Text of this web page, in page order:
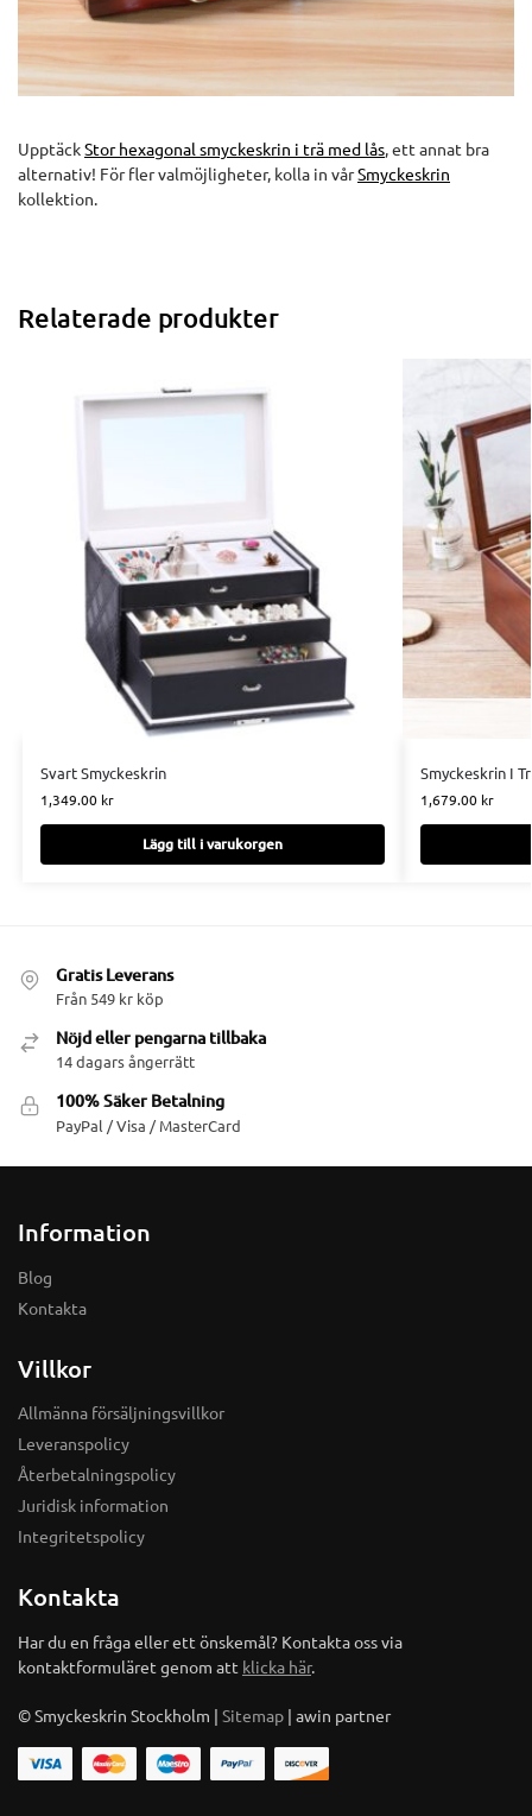
UpptäckStor hexagonal smyckeskrin i trä med lås, ett annat bra
alternativ! För fler valmöjligheter, kolla in vårSmyckeskrin
kollektion.
Relaterade produkter
Svart Smyckeskrin
1,349.00 kr
Lägg till i varukorgen
Smyckeskrin I
1,679.00 kr
Gratis Leverans
Från 549 kr köp
Nöjd eller pengarna tillbaka
14 dagars ångerrätt
100% Säker Betalning
PayPal / Visa / MasterCard
Information
Blog
Kontakta
Villkor
Allmänna försäljningsvillkor
Leveranspolicy
Återbetalningspolicy
Juridisk information
Integritetspolicy
Kontakta
Har du en fråga eller ett önskemål? Kontakta oss via
kontaktformuläret genom att klicka här.
© Smyckeskrin Stockholm | Sitemap | awin partner